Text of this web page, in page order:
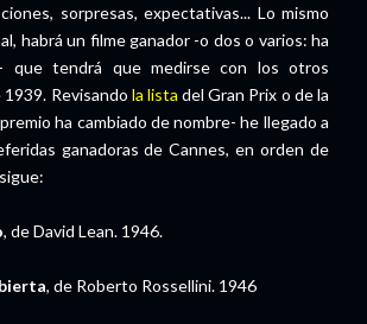
sorpresas, expectativas... Lo mismo
habrá un filme ganador -o dos o varios: ha
que tendrá que medirse con los otros
Revisando la lista del Gran Prix o de la
ha cambiado de nombre- he llegado a
ganadoras de Cannes, en orden de
, de David Lean. 1946.
, de Roberto Rossellini. 1946